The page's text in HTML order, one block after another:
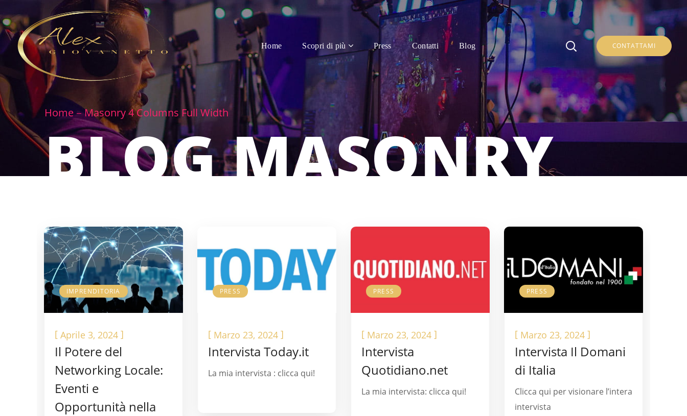
Home Scopri di più Press Contatti Blog CONTATTAMI
Home Masonry 4 Columns Full Width
BLOG MASONRY
IMPRENDITORIA
[ Aprile 3, 2024 ]
Il Potere del
Networking Locale:
Eventi e
Opportunità nella
PRESS
[ Marzo 23, 2024 ]
Intervista Today.it
La mia intervista : clicca qui!
PRESS
[ Marzo 23, 2024 ]
Intervista
Quotidiano.net
La mia intervista: clicca qui!
PRESS
[ Marzo 23, 2024 ]
Intervista Il Domani
di Italia
Clicca qui per visionare l’intera
intervista